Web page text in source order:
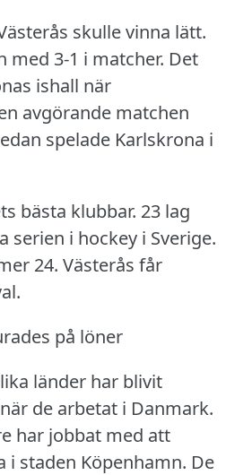
skulle vinna lätt.
med 3-1 i matcher. Det
ishall när
avgörande matchen
spelade Karlskrona i
bästa klubbar. 23 lag
serien i hockey i Sverige.
24. Västerås får
på löner
länder har blivit
de arbetat i Danmark.
har jobbat med att
i staden Köpenhamn. De